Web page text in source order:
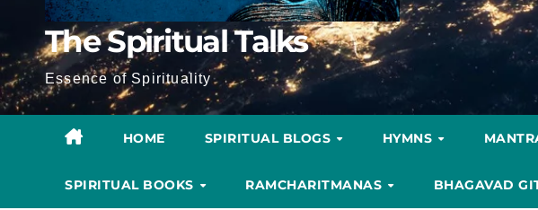
The Spiritual Talks
Essence of Spirituality
HOME SPIRITUAL BLOGS HYMNS
SPIRITUAL BOOKS RAMCHARITMANAS BHAGAVAD